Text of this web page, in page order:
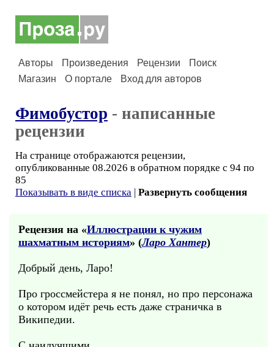
Авторы Произведения Рецензии
Поиск
Магазин
О портале Вход для авторов
Фимобустор - написанные
рецензии
На странице отображаются рецензии,
опубликованные 08.2026 в обратном порядке с 94 по
85
Показывать в виде списка | Развернуть сообщения
Рецензия на «Иллюстрации к чужим
шахматным историям» (Ларо Хантер)
Добрый день, Ларо!
Про гроссмейстера я не понял, но про персонажа
о котором идёт речь есть даже страничка в
Википедии.